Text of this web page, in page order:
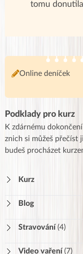
tomu
Online deníček
Podklady pro kurz
K zdárnému
znich si můžeš přečíst
budeš procházet
Kurz
Blog
Stravování (4)
Video vaření (7)